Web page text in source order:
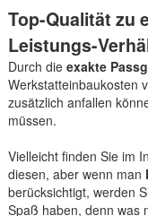
Top-Qualität zu
Leistungs-
Durch dieexakte
Werkstatteinbaukosten
zusätzlich anfallen
müssen.
Vielleicht finden Sie im
diesen, aber wenn man
berücksichtigt, werden
Spaß haben, denn was